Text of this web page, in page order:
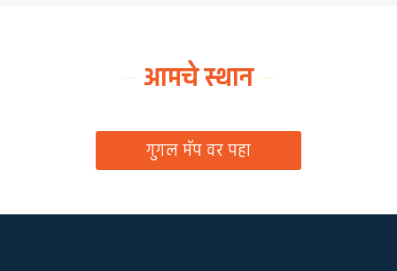
आमचे स्थान
गुगल मॅप वर पहा